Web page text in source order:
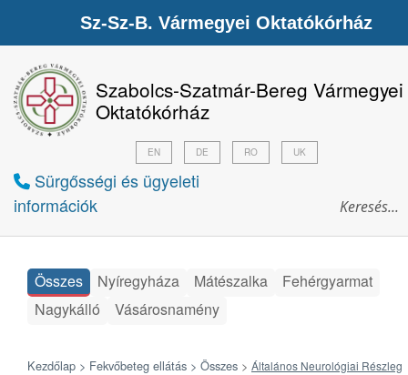
Szabolcs-Szatmár-Bereg Vármegyei
Oktatókórház
Sürgősségi és ügyeleti
információk
EN DE RO UK
Összes Nyíregyháza Mátészalka
Fehérgyarmat
Nagykálló
Vásárosnamény
Kezdőlap > Fekvőbeteg ellátás > Összes > Általános Neurológiai Részleg
Sz-Sz-B. Vármegyei Oktatókórház